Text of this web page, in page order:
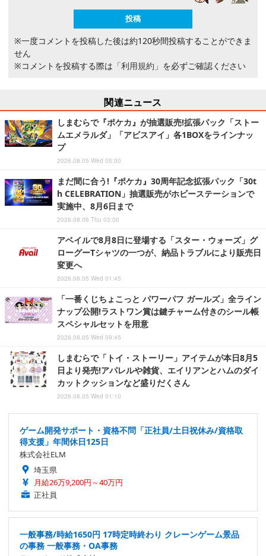
※一度コメントを投稿した後は約120秒間投稿することができま
せん
※コメントを投稿する際は 「利用規約」 を必ずご確認ください
関連ニュース
しまむらで『ポケカ』が抽選販売!拡張パック「ストー
ムエメラルダ」「アビスアイ」各1BOXをラインナッ
プ
2026.08.05 Wed 05:00
まだ間に合う!『ポケカ』30周年記念拡張パック「30t
h CELEBRATION」抽選販売がホビーステーションで
実施中、8月6日まで
2026.08.06 Thu 03:00
アベイルで8月8日に登場する「スター・ウォーズ」グ
ローグーTシャツの一つが、納品トラブルにより販売日
変更へ
2026.08.05 Wed 01:45
「一番くじちょこっと パワーパフ ガールズ」全ライン
ナップ公開!ラストワン賞は鍵チャーム付きのシール帳
スペシャルセットを用意
2026.08.05 Wed 09:45
しまむらで「トイ・ストーリー」アイテムが本日8月5
日より発売!アパレルや雑貨、エイリアンとハムのダイ
カットクッションなど盛りだくさん
2026.08.05 Wed 01:10
ゲーム開発サポート・資格不問「正社員/土日祝休み/資格取
得支援」年間休日125日
株式会社ELM
埼玉県
月給26万9,200円～40万円
正社員
一般事務/時給1650円 17時定時終わり クレーンゲーム景品
の事務 一般事務・OA事務